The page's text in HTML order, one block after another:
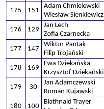
175 151
Adam Chmielewski
Wiesław Sienkiewicz
176 129
Jan Lech
Zofia Czarnecka
177
147
Wiktor Pantak
Filip Trojański
178
169
Ewa Dziekańska
Krzysztof Dziekański
179 30
Jan Adamczewski
Roman Kujawski
180
100
Blathnaid Trayer